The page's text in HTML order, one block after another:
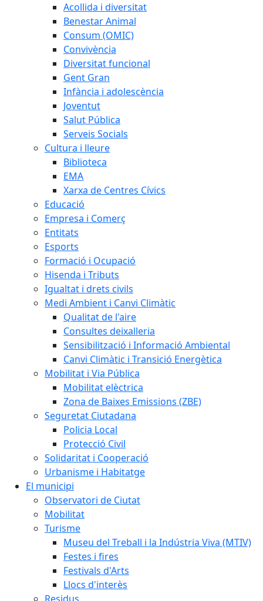
Acollida i diversitat
Benestar Animal
Consum (OMIC)
Convivència
Diversitat funcional
Gent Gran
Infància i adolescència
Joventut
Salut Pública
Serveis Socials
Cultura i lleure
Biblioteca
EMA
Xarxa de Centres Cívics
Educació
Empresa i Comerç
Entitats
Esports
Formació i Ocupació
Hisenda i Tributs
Igualtat i drets civils
Medi Ambient i Canvi Climàtic
Qualitat de l'aire
Consultes deixalleria
Sensibilització i Informació Ambiental
Canvi Climàtic i Transició Energètica
Mobilitat i Via Pública
Mobilitat elèctrica
Zona de Baixes Emissions (ZBE)
Seguretat Ciutadana
Policia Local
Protecció Civil
Solidaritat i Cooperació
Urbanisme i Habitatge
El municipi
Observatori de Ciutat
Mobilitat
Turisme
Museu del Treball i la Indústria Viva (MTIV)
Festes i fires
Festivals d'Arts
Llocs d'interès